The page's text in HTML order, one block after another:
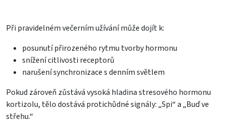
Při pravidelném večerním užívání může dojít k:
posunutí přirozeného rytmu tvorby hormonu
snížení citlivosti receptorů
narušení synchronizace s denním světlem
Pokud zároveň zůstává vysoká hladina stresového hormonu
kortizolu, tělo dostává protichůdné signály: „Spi“ a „Buď ve
střehu.“